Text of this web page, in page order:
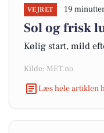
VEJRET 19
Sol og frisk
Kølig start, mild
Kilde: MET.no
Læs hele artiklen